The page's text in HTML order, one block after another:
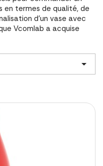
en termes de qualité, de
d'un vase avec
Vcomlab a acquise
